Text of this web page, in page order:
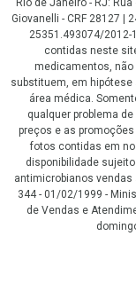
Rio de Janeiro - RJ:
Giovanelli - CRF 28127 |
25351.493074/
contidas neste
medicamentos, não
substituem, em
área médica.
qualquer problema
preços e as
fotos contidas em
disponibilidade
antimicrobianos vendas
344 - 01/02/1999 -
de Vendas e